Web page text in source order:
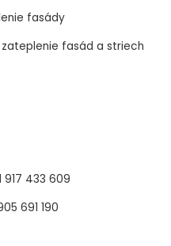
fasády
zateplenie fasád a striech
917 433 609
691 190